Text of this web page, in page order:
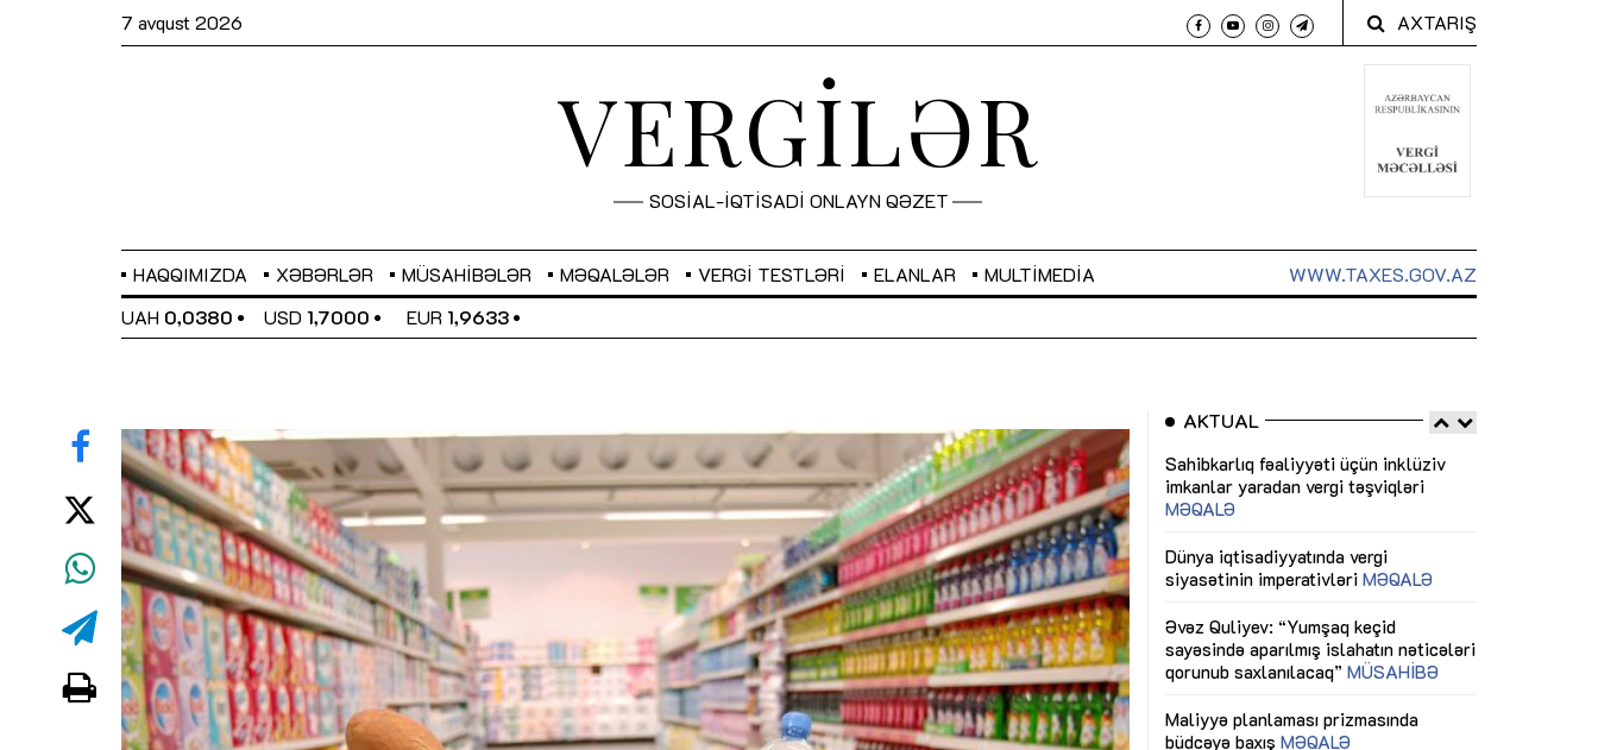
7 avqust 2026 AXTARIŞ
VERGİLƏR
SOSİAL-İQTİSADİ ONLAYN QƏZET
HAQQIMIZDA XƏBƏRLƏR MÜSAHIBƏLƏR MƏQALƏLƏR VERGI TESTLƏRI ELANLAR MULTIMEDIA
WWW.TAXES.GOV.AZ
UAH 0,0380 USD 1,7000 EUR 1,9633
AKTUAL
Sahibkarlıq fəaliyyəti üçün inklüziv
imkanlar yaradan vergi təşviqləri
MƏQALƏ
Dünya iqtisadiyyatında vergi
siyasətinin imperativləriMƏQALƏ
Əvəz Quliyev: “Yumşaq keçid
sayəsində aparılmış islahatın nəticələri
qorunub saxlanılacaq”MÜSAHİBƏ
Maliyyə planlaması prizmasında
büdcəyə baxışMƏQALƏ
“Düzgün kommunikasiyanın arxasında
real iş və sistemli fəaliyyət dayanır”
MÜSAHİBƏ
Nicat İmanov: "Vergi qanunvericiliyinə
dəyişikliklər sahibkarlıq mühitinin
yaxşılaşdırılmasına xidmət edir"
MÜSAHİBƏ
Aytən Kərimova: “Məqsədimiz daha
inklüziv iş mühiti yaratmaq, çevik və
öyrənən komanda formalaşdırmaqdır”
MÜSAHİBƏ
Sahibkarlıq fəaliyyəti üçün inklüziv
imkanlar yaradan vergi təşviqləri
MƏQALƏ
Dünya iqtisadiyyatında vergi
siyasətinin imperativləri MƏQALƏ
Əvəz Quliyev: “Yumşaq keçid
sayəsində aparılmış islahatın nəticələri
qorunub saxlanılacaq” MÜSAHİBƏ
Maliyyə planlaması prizmasında
büdcəyə baxış MƏQALƏ